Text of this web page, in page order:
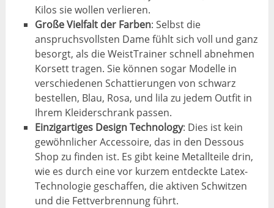
Kilos sie wollen verlieren.
Große Vielfalt der Farben: Selbst die
anspruchsvollsten Dame fühlt sich voll und ganz
besorgt, als die WeistTrainer schnell abnehmen
Korsett tragen. Sie können sogar Modelle in
verschiedenen Schattierungen von schwarz
bestellen, Blau, Rosa, und lila zu jedem Outfit in
Ihrem Kleiderschrank passen.
Einzigartiges Design Technology: Dies ist kein
gewöhnlicher Accessoire, das in den Dessous
Shop zu finden ist. Es gibt keine Metallteile drin,
wie es durch eine vor kurzem entdeckte Latex-
Technologie geschaffen, die aktiven Schwitzen
und die Fettverbrennung führt.